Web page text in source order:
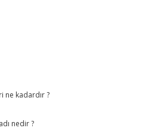
ne kadardır ?
nedir ?